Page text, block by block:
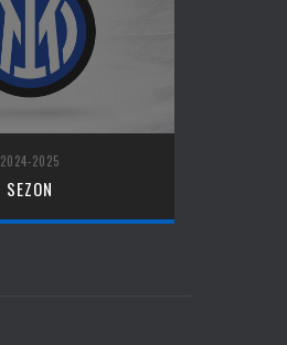
2024-2025
SEZON